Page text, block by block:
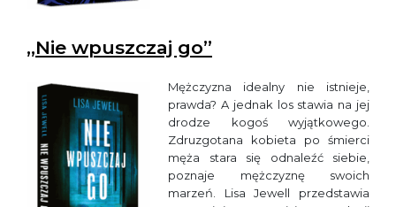
„Nie wpuszczaj go”
Mężczyzna idealny nie istnieje,
prawda? A jednak los stawia na jej
drodze kogoś wyjątkowego.
Zdruzgotana kobieta po śmierci
męża stara się odnaleźć siebie,
poznaje mężczyznę swoich
marzeń. Lisa Jewell przedstawia